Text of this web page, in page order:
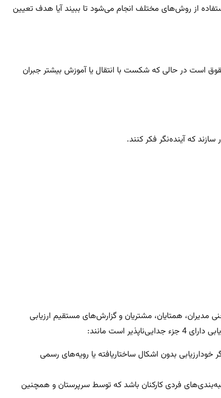
از روش‌های مختلف انجام می‌شود تا ببیند آیا هدف تعیین
است در حالی که شکست با انتقال یا آموزش بیشتر جبران
که آینده‌نگر فکر کنند.
یعنی مدیران، همتایان، مشتریان و گزارش‌های مستقیم ارزیابی
است مانند:
بدون اشکال ساختاریافته یا رویه‌های رسمی
فردی کارکنان باشد که توسط سرپرستان و همچنین